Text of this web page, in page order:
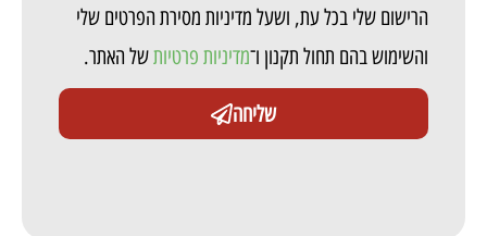
הרישום שלי בכל עת, ושעל מדיניות מסירת הפרטים שלי
והשימוש בהם תחול תקנון ו־מדיניות פרטיותשל האתר.
שליחה